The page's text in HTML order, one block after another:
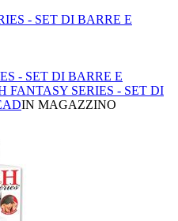
- SET DI BARRE E
FANTASY SERIES - SET DI
IN MAGAZZINO